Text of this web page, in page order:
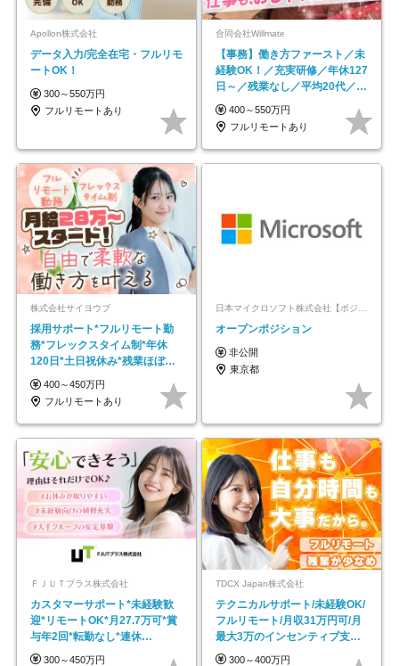
Apollon株式会社
データ入力/完全在宅・フルリモ
ートOK！
300～550万円
フルリモートあり
合同会社Willmate
【事務】働き方ファースト／未
経験OK！／充実研修／年休127
日～／残業なし／平均20代／リ
モートOK
400～550万円
フルリモートあり
株式会社サイヨウブ
採用サポート*フルリモート勤
務*フレックスタイム制*年休
120日*土日祝休み*残業ほぼな
し*育児中社員8割以上
400～450万円
フルリモートあり
日本マイクロソフト株式会社【ポジションマッチ登録】
オープンポジション
非公開
東京都
ＦＪＵＴプラス株式会社
カスタマーサポート*未経験歓
迎*リモートOK*月27.7万可*賞
与年2回*転勤なし*連休
OK/ZE010232
300～450万円
TDCX Japan株式会社
テクニカルサポート/未経験OK/
フルリモート/月収31万円可/月
最大3万のインセンティブ支給/
平均年齢33歳
300～400万円